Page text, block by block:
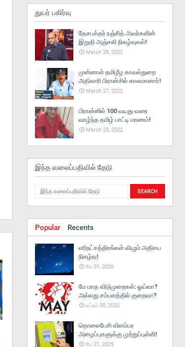
துயர் பகிர்வு
தேசபக்தர் ரஞ்சித் அவர்களின்
இறுதி அஞ்சலி நிகழ்வுகள்!
March 29, 2022
முன்னாள் தமிழீழ காவல்துறை
அதிகாரி பிரான்சில் காலமானார்!
March 27, 2022
பிரான்ஸில் 100 வயது வரை
வாழ்ந்த தமிழ் பாட்டி மரணம்!
March 25, 2022
இந்த வலைப்பதிவில் தேடு
Popular Recents
எரிநட்சத்திரங்கள் விழும் அதிசய
நிகழ்வு!
மே 31, 2026
மே மாத விடுமுறைகள்: ஓய்வா?
அல்லது சம்பளத்தில் குறைவா?
ஏப்ரல் 30, 2025
தொலைபேசி விளம்பர
அழைப்புகளுக்கு முற்றுப்புள்ளி!
மே 21, 2025